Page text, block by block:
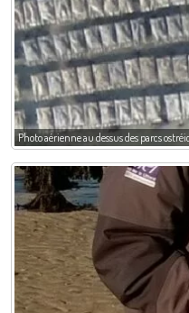
Photo aérienne au dessus des parcs